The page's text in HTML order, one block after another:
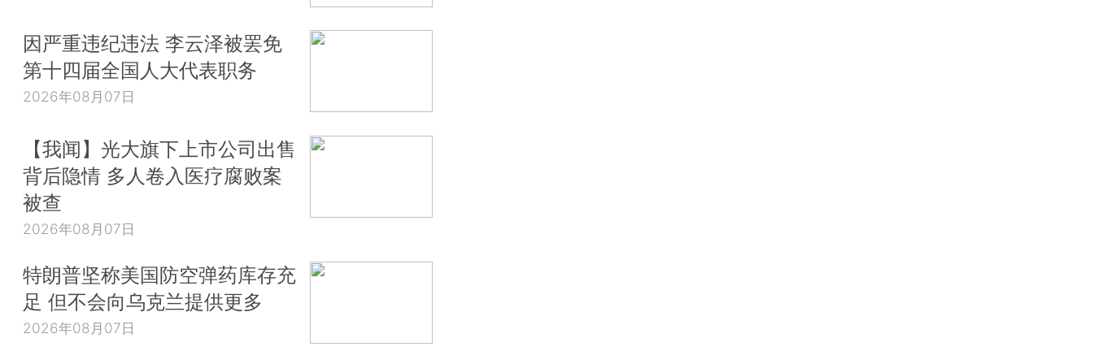
因严重违纪违法 李云泽被罢免
第十四届全国人大代表职务
2026年08月07日
【我闻】光大旗下上市公司出售
背后隐情 多人卷入医疗腐败案
被查
2026年08月07日
特朗普坚称美国防空弹药库存充
足 但不会向乌克兰提供更多
2026年08月07日